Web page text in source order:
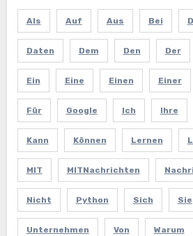
Als Auf Aus Bei
Daten Dem Den Der
Ein Eine Einen Einer
Für Google Ich Ihre
Kann Können Lernen
MIT MITNachrichten
Nicht Python Sich Sie
Unternehmen Von Warum